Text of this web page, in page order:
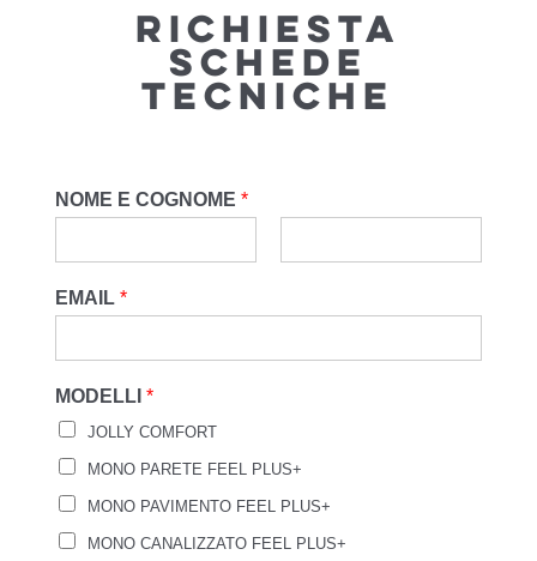
Richiesta
Schede
Tecniche
NOME E COGNOME *
EMAIL *
MODELLI *
JOLLY COMFORT
MONO PARETE FEEL PLUS+
MONO PAVIMENTO FEEL PLUS+
MONO CANALIZZATO FEEL PLUS+